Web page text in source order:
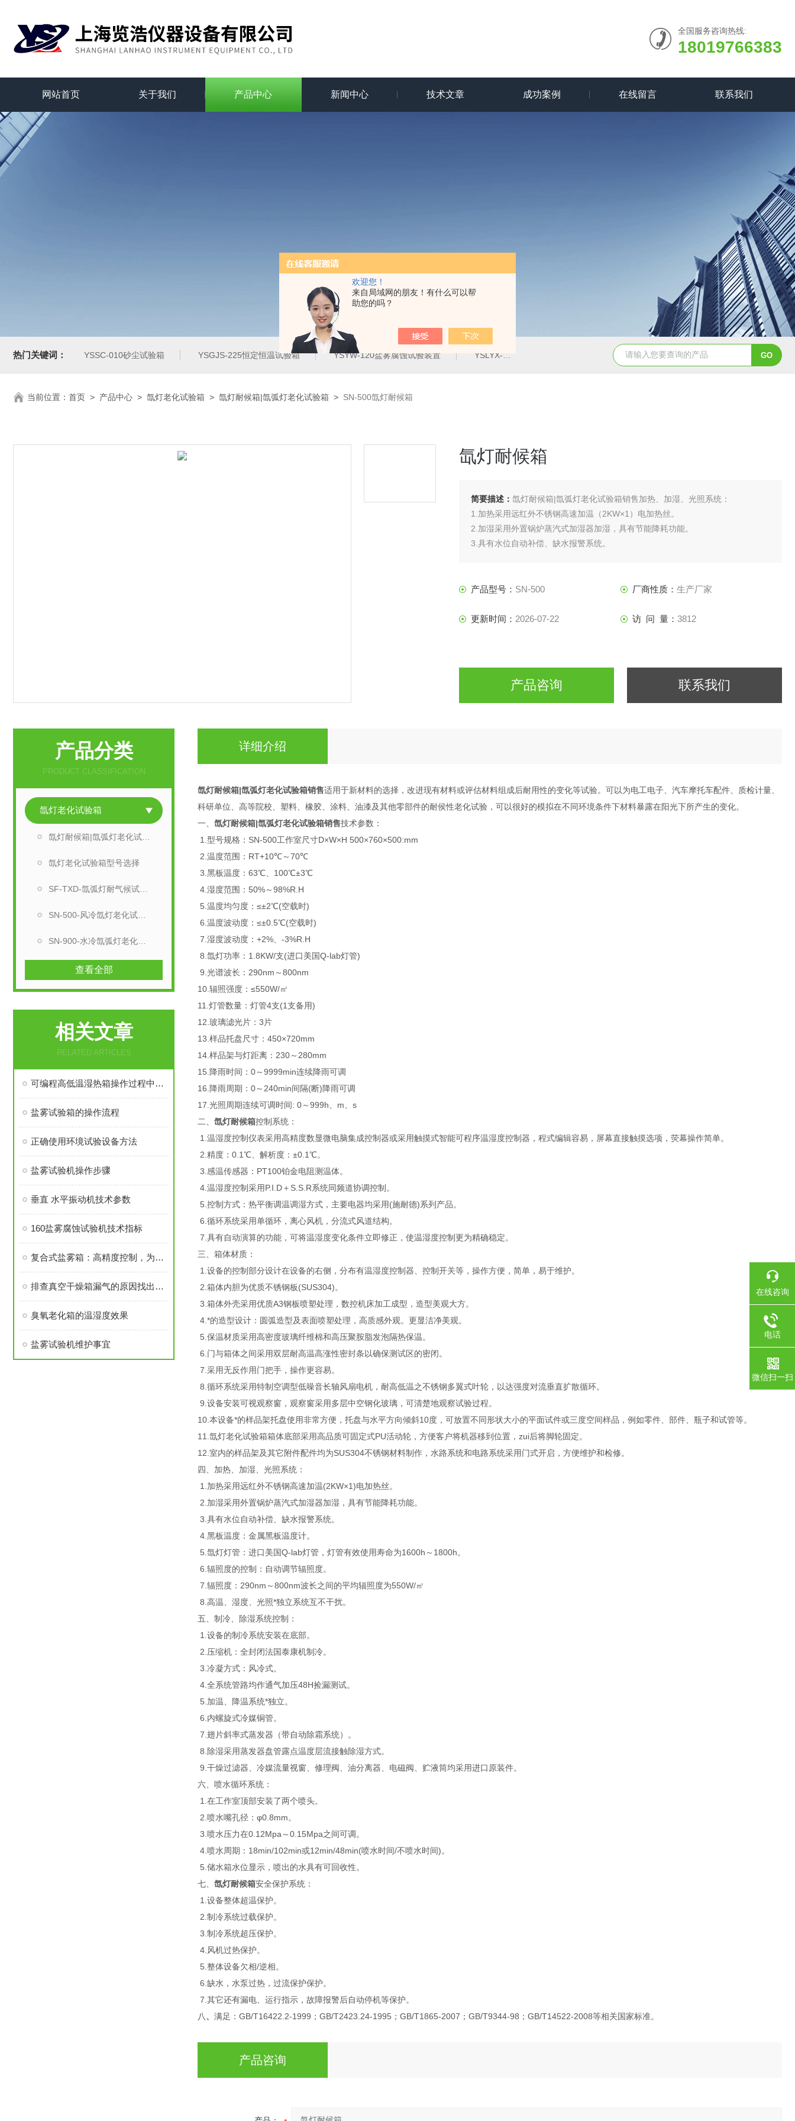
欢迎您！
来自局域网的朋友！有什么可以帮
助您的吗？
全国服务咨询热线:
18019766383
网站首页 关于我们 产品中心 新闻中心 技术文章 成功案例 在线留言 联系我们
热门关键词： YSSC-010砂尘试验箱 YSGJS-225恒定恒温试验箱 YSYW-120盐雾腐蚀试验装置 YSLYX-010防水试验设备 YSCYS-010臭氧老化试验设备
当前位置： 首页 > 产品中心 > 氙灯老化试验箱 > 氙灯耐候箱|氙弧灯老化试验箱 > SN-500氙灯耐候箱
氙灯耐候箱
简要描述： 氙灯耐候箱|氙弧灯老化试验箱销售加热、加湿、光照系统：
1.加热采用远红外不锈钢高速加温（2KW×1）电加热丝。
2.加湿采用外置锅炉蒸汽式加湿器加湿，具有节能降耗功能。
3.具有水位自动补偿、缺水报警系统。
产品型号： SN-500 厂商性质： 生产厂家
更新时间： 2026-07-22 访 问 量： 3812
产品咨询 联系我们
产品分类
PRODUCT CLASSIFICATION
氙灯老化试验箱
氙灯老化试验箱型号选择
查看全部
相关文章
RELATED ARTICLES
可编程高低温湿热箱操作过程中应注意的问题
盐雾试验箱的操作流程
正确使用环境试验设备方法
盐雾试验机操作步骤
垂直 水平振动机技术参数
160盐雾腐蚀试验机技术指标
复合式盐雾箱：高精度控制，为材料耐蚀研究提供坚实保障
排查真空干燥箱漏气的原因找出解决问题的办法
臭氧老化箱的温湿度效果
盐雾试验机维护事宜
详细介绍
氙灯耐候箱|氙弧灯老化试验箱销售适用于新材料的选择，改进现有材料或评估材料组成后耐用性的变化等试验。可以为电工电子、汽车摩托车配件、质检计量、
科研单位、高等院校、塑料、橡胶、涂料、油漆及其他零部件的耐侯性老化试验，可以很好的模拟在不同环境条件下材料暴露在阳光下所产生的变化。
一、 氙灯耐候箱|氙弧灯老化试验箱销售技术参数：
1.型号规格：SN-500工作室尺寸D×W×H 500×760×500:mm
2.温度范围：RT+10℃～70℃
3.黑板温度：63℃、100℃±3℃
4.湿度范围：50%～98%R.H
5.温度均匀度：≤±2℃(空载时)
6.温度波动度：≤±0.5℃(空载时)
7.湿度波动度：+2%、-3%R.H
8.氙灯功率：1.8KW/支(进口美国Q-lab灯管)
9.光谱波长：290nm～800nm
10.辐照强度：≤550W/㎡
11.灯管数量：灯管4支(1支备用)
12.玻璃滤光片：3片
13.样品托盘尺寸：450×720mm
14.样品架与灯距离：230～280mm
15.降雨时间：0～9999min连续降雨可调
16.降雨周期：0～240min间隔(断)降雨可调
17.光照周期连续可调时间: 0～999h、m、s
二、 氙灯耐候箱控制系统：
1.温湿度控制仪表采用高精度数显微电脑集成控制器或采用触摸式智能可程序温湿度控制器，程式编辑容易，屏幕直接触摸选项，荧幕操作简单。
2.精度：0.1℃、解析度：±0.1℃。
3.感温传感器：PT100铂金电阻测温体。
4.温湿度控制采用P.I.D＋S.S.R系统同频道协调控制。
5.控制方式：热平衡调温调湿方式，主要电器均采用(施耐德)系列产品。
6.循环系统采用单循环，离心风机，分流式风道结构。
7.具有自动演算的功能，可将温湿度变化条件立即修正，使温湿度控制更为精确稳定。
三、箱体材质：
1.设备的控制部分设计在设备的右侧，分布有温湿度控制器、控制开关等，操作方便，简单，易于维护。
2.箱体内胆为优质不锈钢板(SUS304)。
3.箱体外壳采用优质A3钢板喷塑处理，数控机床加工成型，造型美观大方。
4.*的造型设计：圆弧造型及表面喷塑处理，高质感外观。更显洁净美观。
5.保温材质采用高密度玻璃纤维棉和高压聚胺脂发泡隔热保温。
6.门与箱体之间采用双层耐高温高涨性密封条以确保测试区的密闭。
7.采用无反作用门把手，操作更容易。
8.循环系统采用特制空调型低噪音长轴风扇电机，耐高低温之不锈钢多翼式叶轮，以达强度对流垂直扩散循环。
9.设备安装可视观察窗，观察窗采用多层中空钢化玻璃，可清楚地观察试验过程。
10.本设备*的样品架托盘使用非常方便，托盘与水平方向倾斜10度，可放置不同形状大小的平面试件或三度空间样品，例如零件、部件、瓶子和试管等。
11.氙灯老化试验箱箱体底部采用高品质可固定式PU活动轮，方便客户将机器移到位置，zui后将脚轮固定。
12.室内的样品架及其它附件配件均为SUS304不锈钢材料制作，水路系统和电路系统采用门式开启，方便维护和检修。
四、加热、加湿、光照系统：
1.加热采用远红外不锈钢高速加温(2KW×1)电加热丝。
2.加湿采用外置锅炉蒸汽式加湿器加湿，具有节能降耗功能。
3.具有水位自动补偿、缺水报警系统。
4.黑板温度：金属黑板温度计。
5.氙灯灯管：进口美国Q-lab灯管，灯管有效使用寿命为1600h～1800h。
6.辐照度的控制：自动调节辐照度。
7.辐照度：290nm～800nm波长之间的平均辐照度为550W/㎡
8.高温、湿度、光照*独立系统互不干扰。
五、制冷、除湿系统控制：
1.设备的制冷系统安装在底部。
2.压缩机：全封闭法国泰康机制冷。
3.冷凝方式：风冷式。
4.全系统管路均作通气加压48H捡漏测试。
5.加温、降温系统*独立。
6.内螺旋式冷媒铜管。
7.翅片斜率式蒸发器（带自动除霜系统）。
8.除湿采用蒸发器盘管露点温度层流接触除湿方式。
9.干燥过滤器、冷媒流量视窗、修理阀、油分离器、电磁阀、贮液筒均采用进口原装件。
六、喷水循环系统：
1.在工作室顶部安装了两个喷头。
2.喷水嘴孔径：φ0.8mm。
3.喷水压力在0.12Mpa～0.15Mpa之间可调。
4.喷水周期：18min/102min或12min/48min(喷水时间/不喷水时间)。
5.储水箱水位显示，喷出的水具有可回收性。
七、 氙灯耐候箱安全保护系统：
1.设备整体超温保护。
2.制冷系统过载保护。
3.制冷系统超压保护。
4.风机过热保护。
5.整体设备欠相/逆相。
6.缺水，水泵过热，过流保护保护。
7.其它还有漏电、运行指示，故障报警后自动停机等保护。
八、 满足：GB/T16422.2-1999；GB/T2423.24-1995；GB/T1865-2007；GB/T9344-98；GB/T14522-2008等相关国家标准。
产品咨询
在线咨询
电话
微信扫一扫